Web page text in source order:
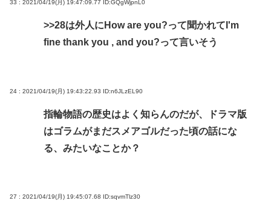
33 : 2021/04/19(月) 19:47:09.77 ID:GQgWjpnL0
>>28は外人にHow are you?って聞かれてI'm
fine thank you , and you?って言いそう
24 : 2021/04/19(月) 19:43:22.93 ID:n6JLzEL90
指輪物語の歴史はよく知らんのだが、ドラマ版
はゴラムがまだスメアゴルだった頃の話にな
る、みたいなことか？
27 : 2021/04/19(月) 19:45:07.68 ID:sqvmTlz30